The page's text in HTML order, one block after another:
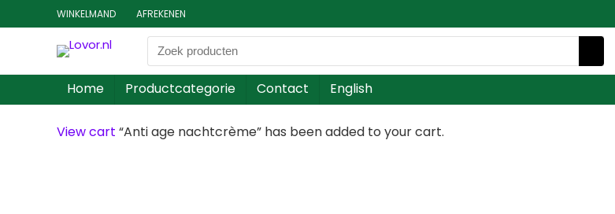
WINKELMAND AFREKENEN
Home Productcategorie Contact English
View cart “Anti age nachtcrème” has been added to your cart.